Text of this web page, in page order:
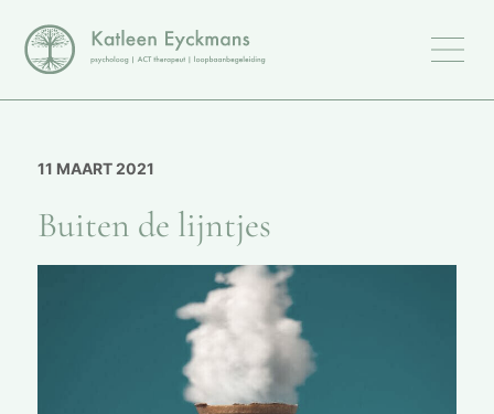
11 MAART 2021
Buiten de lijntjes